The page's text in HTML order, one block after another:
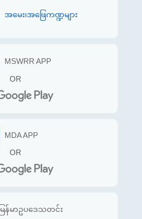
အမေး၊အဖြေကဏ္ဍများ
MSWRR APP
OR
MDA APP
OR
မြန်မာဥပဒေသတင်း